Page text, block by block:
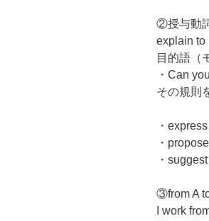
②授与動
explain to
目的語（
・Can
その規則
・
・
・
③from A
I work